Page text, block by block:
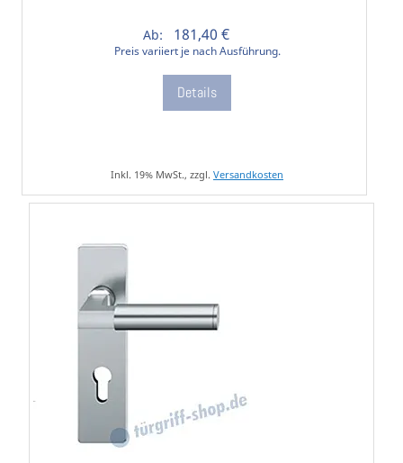
Ab: 181,40 €
Preis variiert je nach Ausführung.
Details
Inkl. 19% MwSt., zzgl. Versandkosten